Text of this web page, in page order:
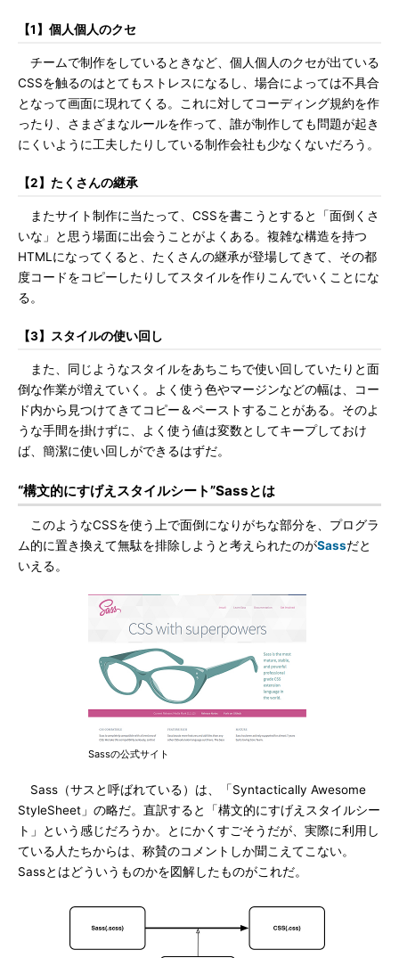
【1】個人個人のクセ
チームで制作をしているときなど、個人個人のクセが出ている
CSSを触るのはとてもストレスになるし、場合によっては不具合
となって画面に現れてくる。これに対してコーディング規約を作
ったり、さまざまなルールを作って、誰が制作しても問題が起き
にくいように工夫したりしている制作会社も少なくないだろう。
【2】たくさんの継承
またサイト制作に当たって、CSSを書こうとすると「面倒くさ
いな」と思う場面に出会うことがよくある。複雑な構造を持つ
HTMLになってくると、たくさんの継承が登場してきて、その都
度コードをコピーしたりしてスタイルを作りこんでいくことにな
る。
【3】スタイルの使い回し
また、同じようなスタイルをあちこちで使い回していたりと面
倒な作業が増えていく。よく使う色やマージンなどの幅は、コー
ド内から見つけてきてコピー＆ペーストすることがある。そのよ
うな手間を掛けずに、よく使う値は変数としてキープしておけ
ば、簡潔に使い回しができるはずだ。
“構文的にすげえスタイルシート”Sassとは
このようなCSSを使う上で面倒になりがちな部分を、プログラ
ム的に置き換えて無駄を排除しようと考えられたのがSassだと
いえる。
Sassの公式サイト
Sass（サスと呼ばれている）は、「Syntactically Awesome
StyleSheet」の略だ。直訳すると「構文的にすげえスタイルシー
ト」という感じだろうか。とにかくすごそうだが、実際に利用し
ている人たちからは、称賛のコメントしか聞こえてこない。
Sassとはどういうものかを図解したものがこれだ。